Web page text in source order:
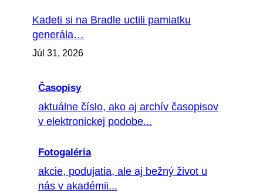
Kadeti si na Bradle uctili pamiatku
generála…
Júl 31, 2026
Časopisy
aktuálne číslo, ako aj archív časopisov
v elektronickej podobe...
Fotogaléria
akcie, podujatia, ale aj bežný život u
nás v akadémii...